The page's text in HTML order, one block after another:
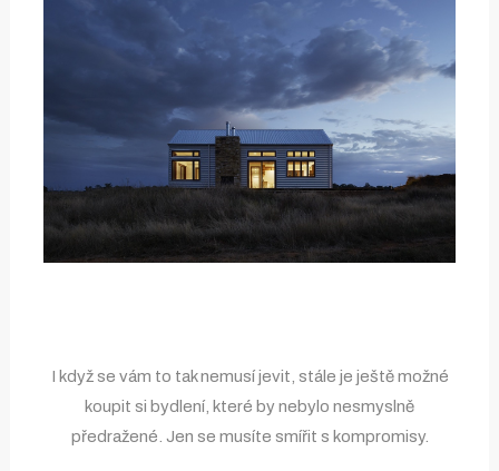
I když se vám to tak nemusí jevit, stále je ještě možné
koupit si bydlení, které by nebylo nesmyslně
předražené. Jen se musíte smířit s kompromisy.